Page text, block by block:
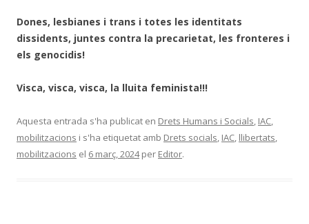
Dones, lesbianes i trans i totes les identitats
dissidents, juntes contra la precarietat, les fronteres i
els genocidis!
Visca, visca, visca, la lluita feminista!!!
Aquesta entrada s'ha publicat en Drets Humans i Socials IAC
mobilitzacions i s'ha etiquetat amb Drets socials IAC llibertats
mobilitzacions el 6 març, 2024per Editor.